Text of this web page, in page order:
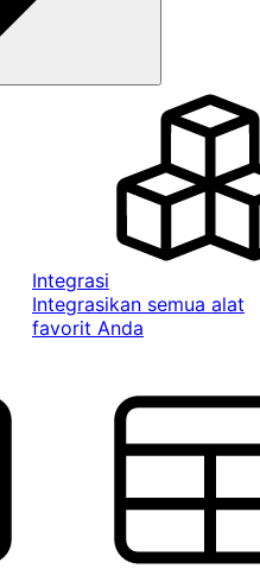
Integrasi
Integrasikan semua alat
favorit Anda